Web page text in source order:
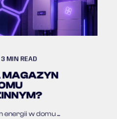
3 MIN READ
energii w domu ...